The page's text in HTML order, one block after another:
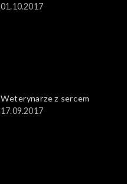
01.10.2017
Weterynarze z sercem
17.09.2017